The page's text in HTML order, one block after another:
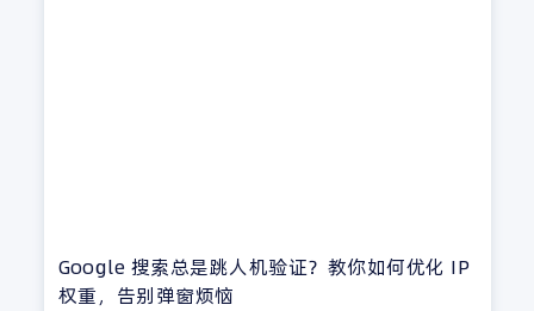
Google 搜索总是跳人机验证？教你如何优化 IP
权重，告别弹窗烦恼